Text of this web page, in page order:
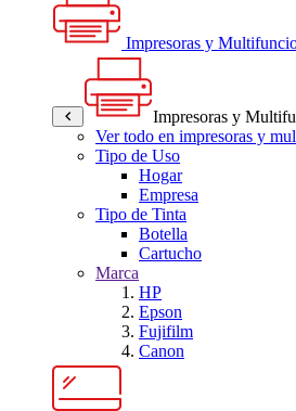
Impresoras y
Impresoras y
Ver todo en impresoras y
Tipo de Uso
Hogar
Empresa
Tipo de Tinta
Botella
Cartucho
Marca
HP
Epson
Fujifilm
Canon